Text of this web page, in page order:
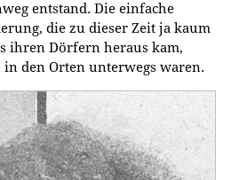
entstand. Die einfache
die zu dieser Zeit ja kaum
ihren Dörfern heraus kam,
den Orten unterwegs waren.